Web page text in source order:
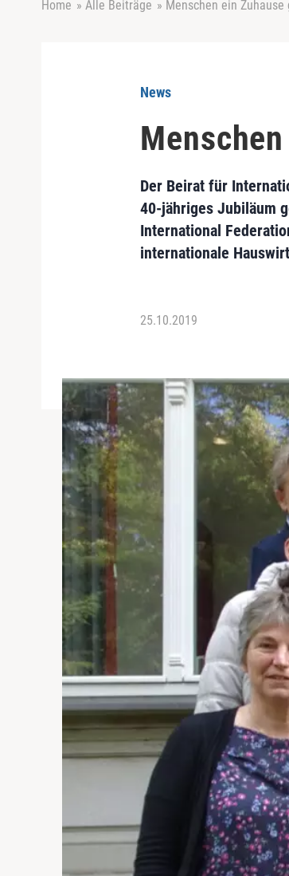
Home » Alle Beiträge » Menschen ein Zuhause
News
Der Beirat für
40-jähriges Jubiläum
International
internationale
25.10.2019